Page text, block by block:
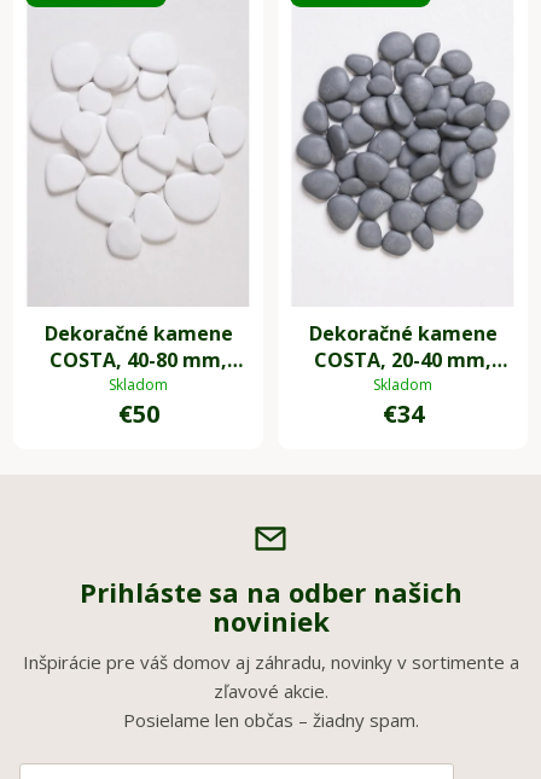
Dekoračné kamene
COSTA, 40-80 mm,
plast, biela
Skladom
€50
Dekoračné kamene
COSTA, 20-40 mm,
plast, sivá
Skladom
€34
Prihláste sa na odber našich
noviniek
Inšpirácie pre váš domov aj záhradu, novinky v sortimente a
zľavové akcie.
Posielame len občas – žiadny spam.